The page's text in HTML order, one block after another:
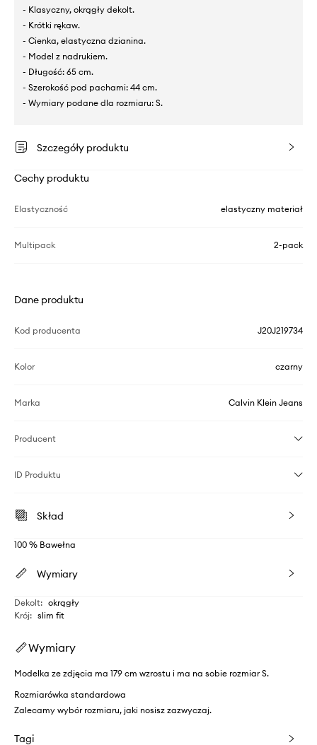
- Klasyczny, okrągły dekolt.
- Krótki rękaw.
- Cienka, elastyczna dzianina.
- Model z nadrukiem.
- Długość: 65 cm.
- Szerokość pod pachami: 44 cm.
- Wymiary podane dla rozmiaru: S.
Szczegóły produktu
Cechy produktu
Elastyczność elastyczny materiał
Multipack 2-pack
Dane produktu
Kod producenta J20J219734
Kolor czarny
Marka Calvin Klein Jeans
Producent
ID Produktu
Skład
100 % Bawełna
Wymiary
Dekolt: okrągły
Krój: slim fit
Wymiary
Modelka ze zdjęcia ma 179 cm wzrostu i ma na sobie rozmiar S.
Rozmiarówka standardowa
Zalecamy wybór rozmiaru, jaki nosisz zazwyczaj.
Tagi